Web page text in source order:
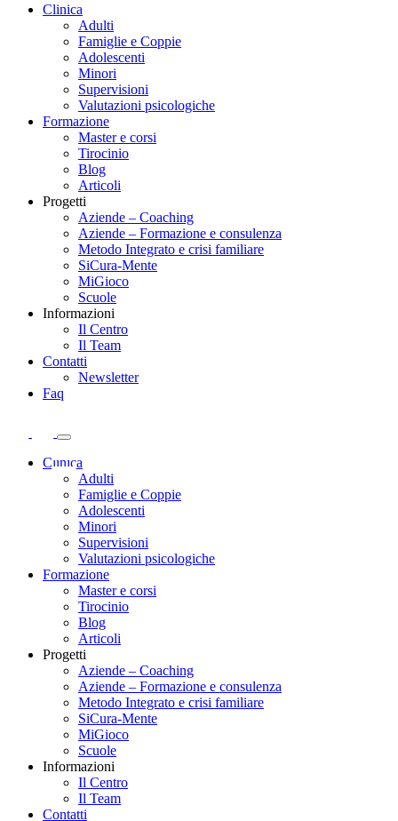
Clinica
Adulti
Famiglie e Coppie
Adolescenti
Minori
Supervisioni
Valutazioni psicologiche
Formazione
Master e corsi
Tirocinio
Blog
Articoli
Progetti
Aziende – Coaching
Aziende – Formazione e consulenza
Metodo Integrato e crisi familiare
SiCura-Mente
MiGioco
Scuole
Informazioni
Il Centro
Il Team
Contatti
Newsletter
Faq
Clinica
Adulti
Famiglie e Coppie
Adolescenti
Minori
Supervisioni
Valutazioni psicologiche
Formazione
Master e corsi
Tirocinio
Blog
Articoli
Progetti
Aziende – Coaching
Aziende – Formazione e consulenza
Metodo Integrato e crisi familiare
SiCura-Mente
MiGioco
Scuole
Informazioni
Il Centro
Il Team
Contatti